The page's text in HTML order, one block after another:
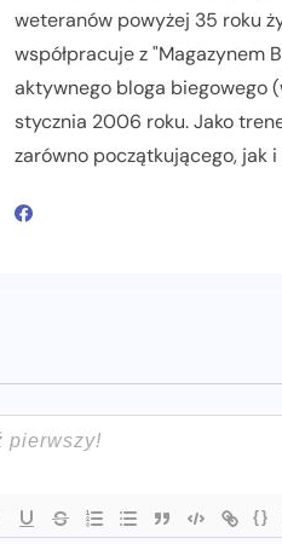
weteranów powyżej 35 roku
współpracuje z "Magazynem
aktywnego bloga biegowego
stycznia 2006 roku. Jako
zarówno początkującego, jak
{}